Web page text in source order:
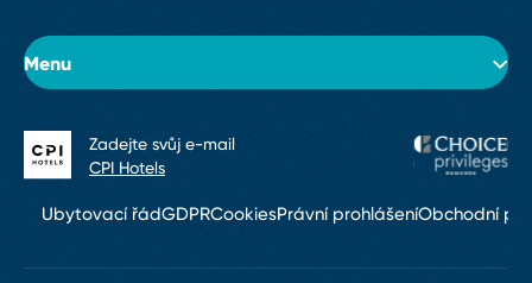
Menu
O hotelu
Pokoje
Ubytovací řádGDPRCookiesPrávní prohlášeníObchodní
Zadejte svůj e⁠-⁠mail
CPI Hotels